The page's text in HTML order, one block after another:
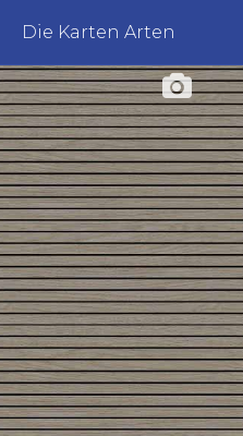
Die Karten Arten